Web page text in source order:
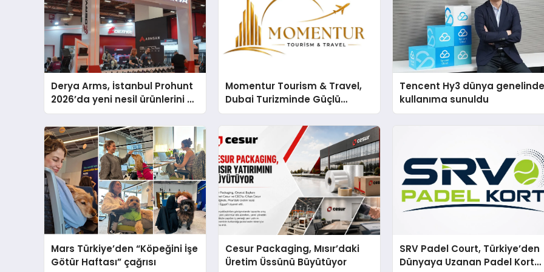
Derya Arms, İstanbul Prohunt
2026’da yeni nesil ürünlerini ve
global marka vizyonunu
sergiledi
Momentur Tourism & Travel,
Dubai Turizminde Güçlü
Operasyon Ağıyla Fark
Tencent Hy3 dünya
kullanıma sunuldu
Mars Türkiye’den “Köpeğini İşe
Götür Haftası” çağrısı
Cesur Packaging, Mısır’daki
Üretim Üssünü Büyütüyor
SRV Padel Court, Türkiye’den
Dünyaya Uzanan Padel Kort